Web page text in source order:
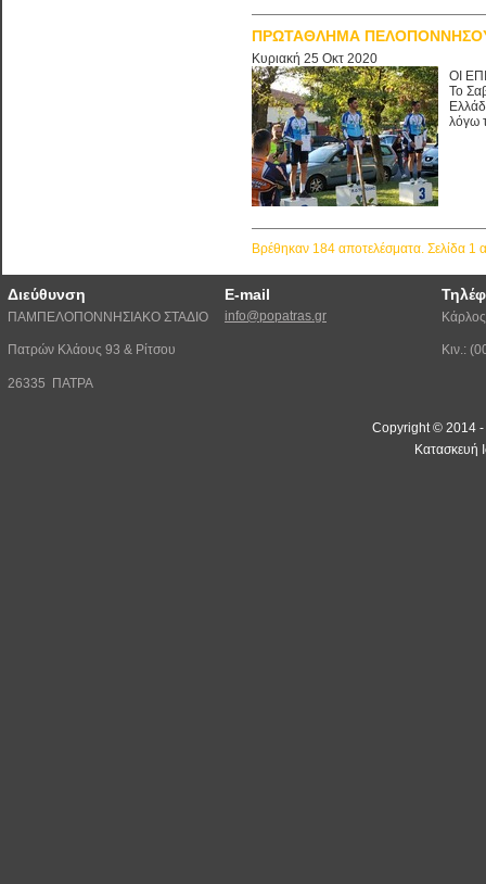
ΠΡΩΤΑΘΛΗΜΑ
Κυριακή 25 Οκτ 2020
ΟΙ
Το
λόγω
Βρέθηκαν 184 αποτελέσματα. Σελίδα 1
Διεύθυνση E-mail
ΠΑΜΠΕΛΟΠΟΝΝΗΣΙΑΚΟ ΣΤΑΔΙΟ
Πατρών Κλάους 93 & Ρίτσου
26335 ΠΑΤΡΑ
info@popatras.gr
Κιν.:
Copyright © 2014 -
Κατασκευή